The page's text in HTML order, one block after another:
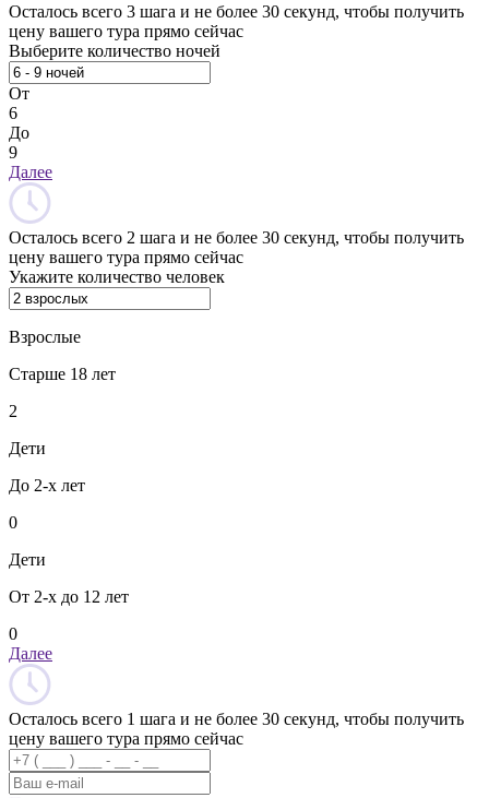
Осталось всего 3 шага и не более 30 секунд, чтобы получить
цену вашего тура прямо сейчас
Выберите количество ночей
От
6
До
9
Далее
Осталось всего 2 шага и не более 30 секунд, чтобы получить
цену вашего тура прямо сейчас
Укажите количество человек
Взрослые
Старше 18 лет
2
Дети
До 2-х лет
0
Дети
От 2-х до 12 лет
0
Далее
Осталось всего 1 шага и не более 30 секунд, чтобы получить
цену вашего тура прямо сейчас